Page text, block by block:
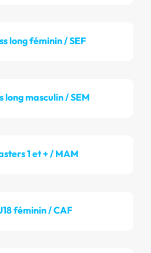
long féminin / SEF
long masculin / SEM
1 et + / MAM
féminin / CAF